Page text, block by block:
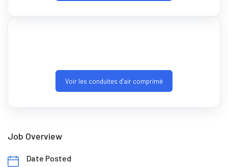
Voir les conduites d’air comprimé
Job Overview
Date Posted